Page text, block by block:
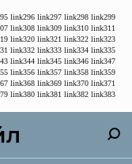
link296 link297 link298 link299
link308 link309 link310 link311
link320 link321 link322 link323
link332 link333 link334 link335
link344 link345 link346 link347
link356 link357 link358 link359
link368 link369 link370 link371
link380 link381 link382 link383